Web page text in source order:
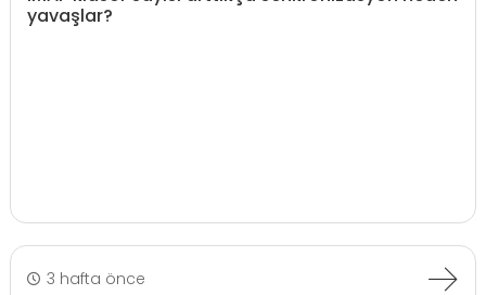
yavaşlar?
3 hafta önce